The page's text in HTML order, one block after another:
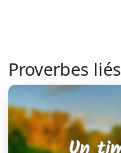
Proverbes liés